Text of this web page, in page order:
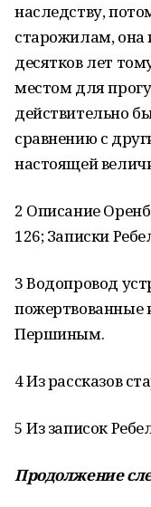
наследству,
старожилам, она
десятков лет
местом для
действительно
сравнению с
настоящей
2 Описание
126; Записки
3 Водопровод
пожертвованные
Першиным.
4 Из рассказов
5 Из записок
Продолжение